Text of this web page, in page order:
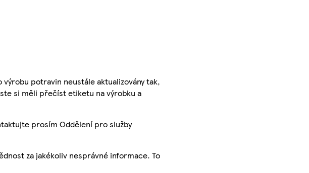
potravin neustále aktualizovány tak,
si měli přečíst etiketu na výrobku a
prosím Oddělení pro služby
za jakékoliv nesprávné informace. To